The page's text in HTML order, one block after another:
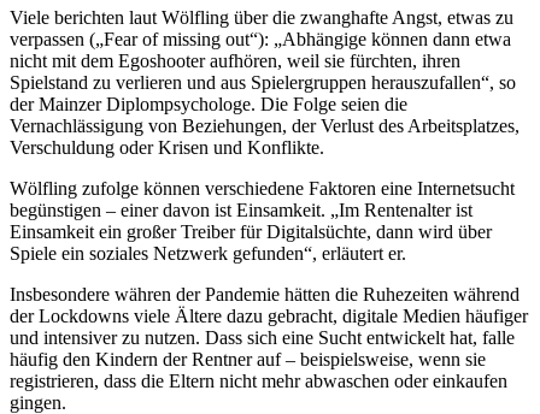
Viele berichten laut Wölfling über die zwanghafte Angst, etwas zu
verpassen („Fear of missing out“): „Abhän­gi­ge können dann etwa
nicht mit dem Egoshooter aufhören, weil sie fürchten, ihren
Spielstand zu verlieren und aus Spielergruppen herauszufallen“, so
der Mainzer Diplompsychologe. Die Folge seien die
Vernachlässigung von Beziehungen, der Verlust des Arbeitsplatzes,
Verschuldung oder Krisen und Konflikte.
Wölfling zufolge können verschiedene Faktoren eine Internetsucht
begünstigen – einer davon ist Einsamkeit. „Im Rentenalter ist
Einsamkeit ein großer Treiber für Digitalsüchte, dann wird über
Spiele ein soziales Netz­werk gefunden“, erläutert er.
Insbesondere währen der Pandemie hätten die Ruhezeiten während
der Lockdowns viele Ältere dazu ge­bracht, digitale Medien häufiger
und intensiver zu nutzen. Dass sich eine Sucht entwickelt hat, falle
häufig den Kindern der Rentner auf – beispielsweise, wenn sie
registrieren, dass die Eltern nicht mehr abwaschen oder einkaufen
gingen.